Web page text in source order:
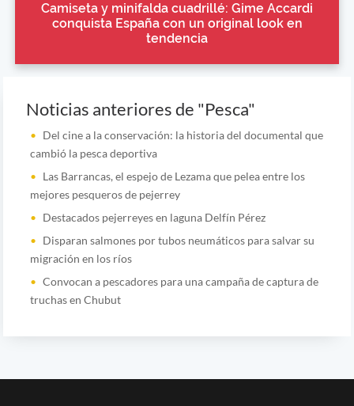
Camiseta y minifalda cuadrillé: Gime Accardi
conquista España con un original look en
tendencia
Noticias anteriores de "Pesca"
Del cine a la conservación: la historia del documental que
cambió la pesca deportiva
Las Barrancas, el espejo de Lezama que pelea entre los
mejores pesqueros de pejerrey
Destacados pejerreyes en laguna Delfín Pérez
Disparan salmones por tubos neumáticos para salvar su
migración en los ríos
Convocan a pescadores para una campaña de captura de
truchas en Chubut